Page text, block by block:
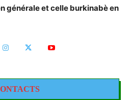
générale et celle burkinabè en